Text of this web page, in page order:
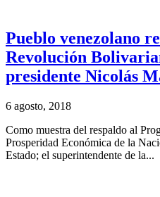
Pueblo venezolano
Revolución
presidente Nicolás
6 agosto, 2018
Como muestra del respaldo al
Prosperidad Económica de la
Estado; el superintendente de la...